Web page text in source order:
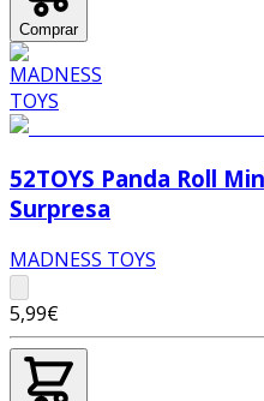
Comprar
52TOYS Panda Roll
Surpresa
MADNESS TOYS
5,99€